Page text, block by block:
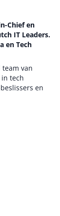
Chief en
IT Leaders.
en Tech
van
tech
en